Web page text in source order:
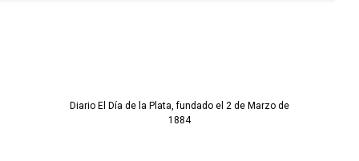
Diario El Día de la Plata, fundado el 2 de Marzo de
1884